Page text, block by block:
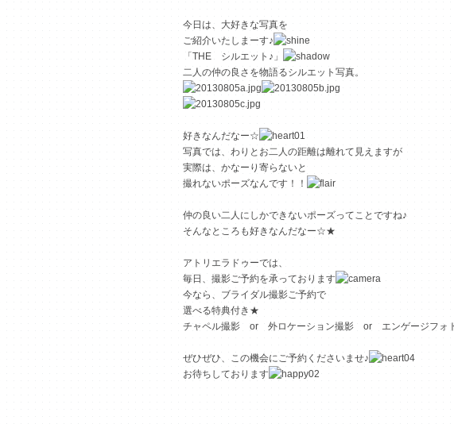
今日は、大好きな写真を
ご紹介いたしまーす♪
「THE シルエット♪」
二人の仲の良さを物語るシルエット写真。
好きなんだなー☆
写真では、わりとお二人の距離は離れて見えますが
実際は、かなーり寄らないと
撮れないポーズなんです！！
仲の良い二人にしかできないポーズってことですね♪
そんなところも好きなんだなー☆★
アトリエラドゥーでは、
毎日、撮影ご予約を承っております
今なら、ブライダル撮影ご予約で
選べる特典付き★
チャペル撮影 or 外ロケーション撮影 or エンゲージフォト
ぜひぜひ、この機会にご予約くださいませ♪
お待ちしております